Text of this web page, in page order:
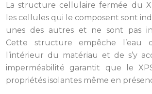
La structure cellulaire fermée du
les cellules qui le composent sont
unes des autres et ne sont pas
Cette structure empêche l’eau
l’intérieur du matériau et de s’y
imperméabilité garantit que le
propriétés isolantes même en